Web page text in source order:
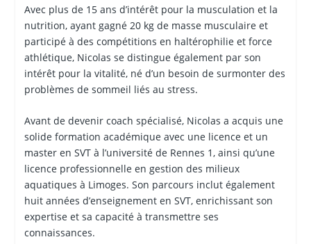
Avec plus de 15 ans d’intérêt pour la musculation et la
nutrition, ayant gagné 20 kg de masse musculaire et
participé à des compétitions en haltérophilie et force
athlétique, Nicolas se distingue également par son
intérêt pour la vitalité, né d’un besoin de surmonter des
problèmes de sommeil liés au stress.
Avant de devenir coach spécialisé, Nicolas a acquis une
solide formation académique avec une licence et un
master en SVT à l’université de Rennes 1, ainsi qu’une
licence professionnelle en gestion des milieux
aquatiques à Limoges. Son parcours inclut également
huit années d’enseignement en SVT, enrichissant son
expertise et sa capacité à transmettre ses
connaissances.